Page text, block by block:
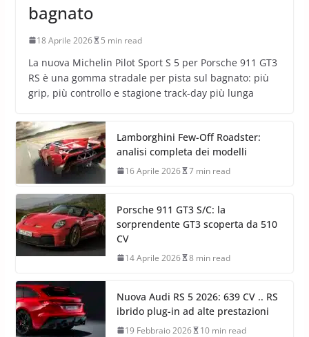
bagnato
18 Aprile 2026 5 min read
La nuova Michelin Pilot Sport S 5 per Porsche 911 GT3
RS è una gomma stradale per pista sul bagnato: più
grip, più controllo e stagione track-day più lunga
Lamborghini Few-Off Roadster:
analisi completa dei modelli
16 Aprile 2026 7 min read
Porsche 911 GT3 S/C: la
sorprendente GT3 scoperta da 510
CV
14 Aprile 2026 8 min read
Nuova Audi RS 5 2026: 639 CV .. RS
ibrido plug-in ad alte prestazioni
19 Febbraio 2026 10 min read